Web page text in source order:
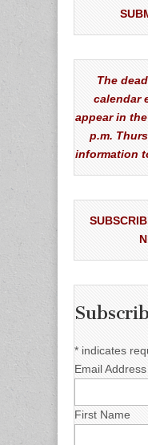
The
calendar
appear in
p.m.
information
* indicates
Email Address
First Name